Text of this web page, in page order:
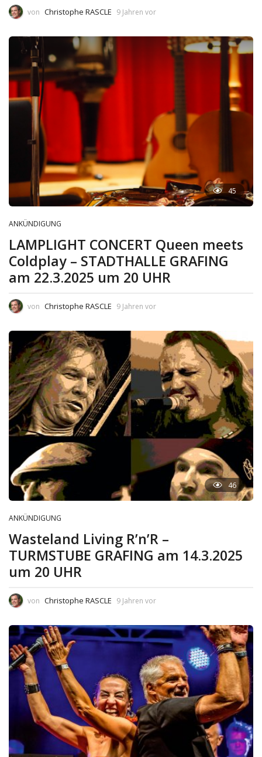
von Christophe RASCLE 9 Jahren vor
45
ANKÜNDIGUNG
LAMPLIGHT CONCERT Queen meets
Coldplay – STADTHALLE GRAFING
am 22.3.2025 um 20 UHR
von Christophe RASCLE 9 Jahren vor
46
ANKÜNDIGUNG
Wasteland Living R’n’R –
TURMSTUBE GRAFING am 14.3.2025
um 20 UHR
von Christophe RASCLE 9 Jahren vor